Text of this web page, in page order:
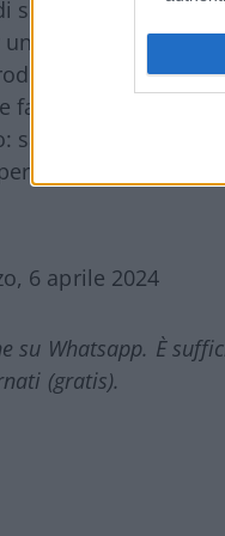
sicuro saranno
un portacarte
somiglia
fashion? Per
sarà anche un
30mila lire e c’ha
6 aprile 2024
su Whatsapp. È
(gratis).